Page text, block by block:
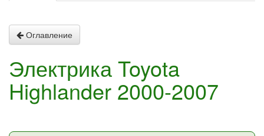
Оглавление
Электрика Toyota
Highlander 2000-2007